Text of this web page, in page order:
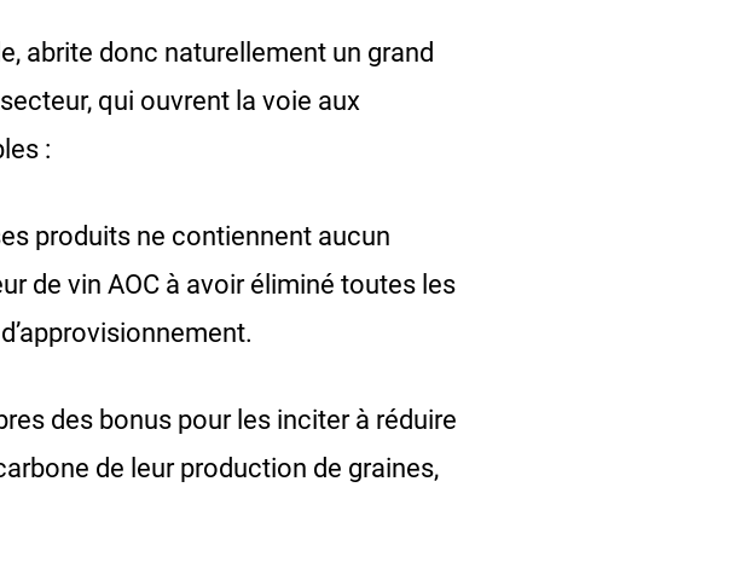
abrite donc naturellement un grand
qui ouvrent la voie aux
:
produits ne contiennent aucun
de vin AOC à avoir éliminé toutes les
des bonus pour les inciter à réduire
de leur production de graines,